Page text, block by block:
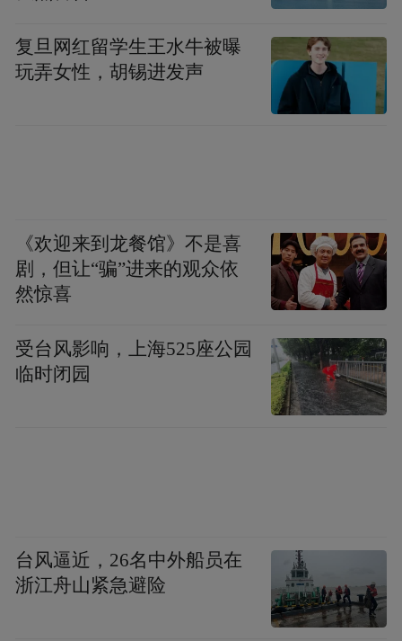
复旦网红留学生王水牛被曝
玩弄女性，胡锡进发声
《欢迎来到龙餐馆》不是喜
剧，但让“骗”进来的观众依
然惊喜
受台风影响，上海525座公园
临时闭园
台风逼近，26名中外船员在
浙江舟山紧急避险